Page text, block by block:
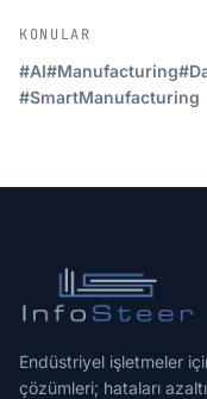
KONULAR
#AI#Manufacturing
#SmartManufacturing
Endüstriyel işletmeler
çözümleri; hataları